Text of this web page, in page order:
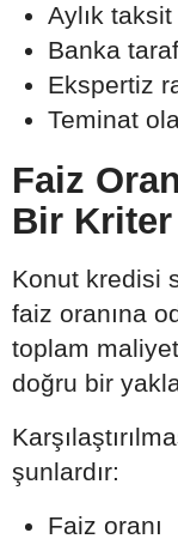
Aylık
Banka
Ekspertiz
Teminat
Faiz
Bir
Konut kredisi
faiz oranına
toplam
doğru bir
şunlardır:
Faiz oranı